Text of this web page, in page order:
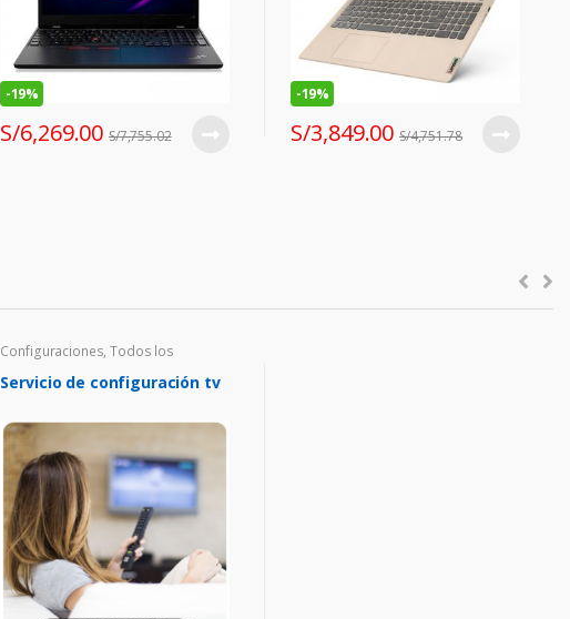
-19%
S/6,269.00 S/7,755.02
-19%
S/3,849.00 S/4,751.78
Configuraciones,Todos los
servicios
Servicio de configuración tv